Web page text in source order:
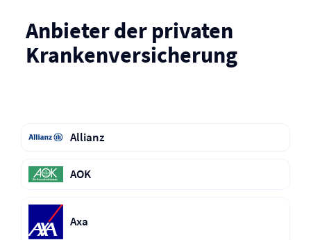
Anbieter der privaten
Kranken­versicherung
Allianz
AOK
Axa